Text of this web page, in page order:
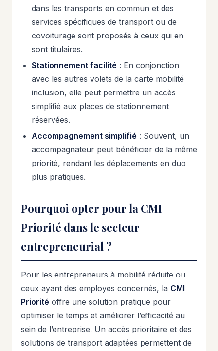
dans les transports en commun et des
services spécifiques de transport ou de
covoiturage sont proposés à ceux qui en
sont titulaires.
Stationnement facilité : En conjonction
avec les autres volets de la carte mobilité
inclusion, elle peut permettre un accès
simplifié aux places de stationnement
réservées.
Accompagnement simplifié : Souvent, un
accompagnateur peut bénéficier de la même
priorité, rendant les déplacements en duo
plus pratiques.
Pourquoi opter pour la CMI
Priorité dans le secteur
entrepreneurial ?
Pour les entrepreneurs à mobilité réduite ou
ceux ayant des employés concernés, la CMI
Priorité offre une solution pratique pour
optimiser le temps et améliorer l’efficacité au
sein de l’entreprise. Un accès prioritaire et des
solutions de transport adaptées permettent de